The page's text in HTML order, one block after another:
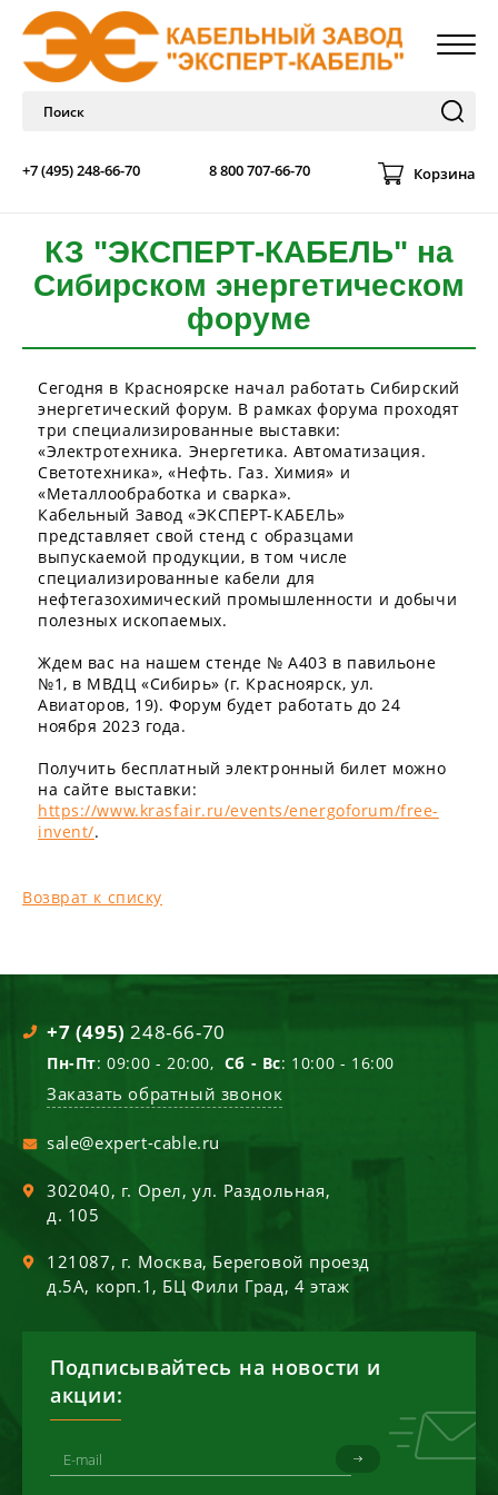
+7 (495) 248-66-70 8 800 707-66-70 Корзина
КЗ "ЭКСПЕРТ-КАБЕЛЬ" на
Сибирском энергетическом
форуме
Сегодня в Красноярске начал работать Сибирский
энергетический форум. В рамках форума проходят
три специализированные выставки:
«Электротехника. Энергетика. Автоматизация.
Светотехника», «Нефть. Газ. Химия» и
«Металлообработка и сварка».
Кабельный Завод «ЭКСПЕРТ-КАБЕЛЬ»
представляет свой стенд с образцами
выпускаемой продукции, в том числе
специализированные кабели для
нефтегазохимический промышленности и добычи
полезных ископаемых.
Ждем вас на нашем стенде № А403 в павильоне
№1, в МВДЦ «Сибирь» (г. Красноярск, ул.
Авиаторов, 19). Форум будет работать до 24
ноября 2023 года.
Получить бесплатный электронный билет можно
на сайте выставки:
https://www.krasfair.ru/events/energoforum/free-
invent/.
Возврат к списку
+7 (495) 248-66-70
Пн-Пт: 09:00 - 20:00, Сб - Вс: 10:00 - 16:00
Заказать обратный звонок
sale@expert-cable.ru
302040, г. Орел,ул. Раздольная,
д. 105
121087, г. Москва, Береговой проезд
д.5А, корп.1, БЦ Фили Град, 4 этаж
Подписывайтесь на новости и
акции: